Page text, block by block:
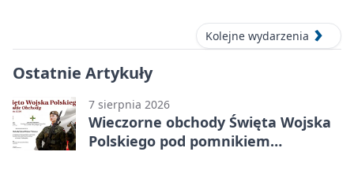
Kolejne wydarzenia
Ostatnie Artykuły
7 sierpnia 2026
Wieczorne obchody Święta Wojska
Polskiego pod pomnikiem